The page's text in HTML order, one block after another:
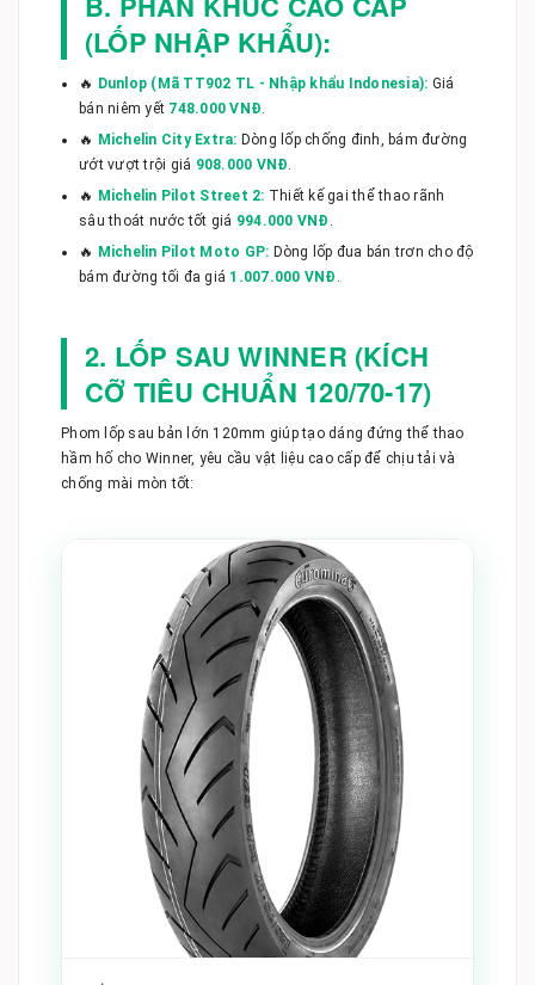
(LỐP NHẬP KHẨU):
🔥 Dunlop (Mã TT902 TL - Nhập khẩu Indonesia): Giá
bán niêm yết 748.000 VNĐ.
🔥 Michelin City Extra: Dòng lốp chống đinh, bám đường
ướt vượt trội giá 908.000 VNĐ.
🔥 Michelin Pilot Street 2: Thiết kế gai thể thao rãnh
sâu thoát nước tốt giá 994.000 VNĐ
🔥 Michelin Pilot Moto GP: Dòng lốp đua bán trơn cho độ
bám đường tối đa giá 1.007.000 VNĐ
2. LỐP SAU WINNER (KÍCH
CỠ TIÊU CHUẨN 120/70-17)
Phom lốp sau bản lớn 120mm giúp tạo dáng đứng thể thao
hầm hố cho Winner, yêu cầu vật liệu cao cấp để chịu tải và
chống mài mòn tốt: